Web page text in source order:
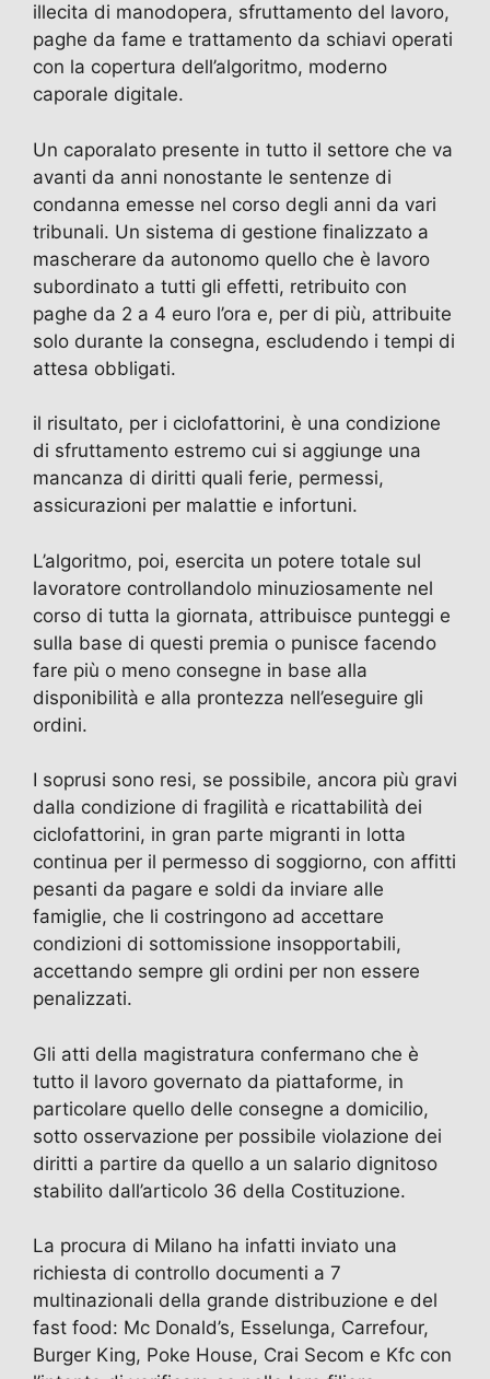
illecita di manodopera, sfruttamento del lavoro,
paghe da fame e trattamento da schiavi operati
con la copertura dell’algoritmo, moderno
caporale digitale.
Un caporalato presente in tutto il settore che va
avanti da anni nonostante le sentenze di
condanna emesse nel corso degli anni da vari
tribunali. Un sistema di gestione finalizzato a
mascherare da autonomo quello che è lavoro
subordinato a tutti gli effetti, retribuito con
paghe da 2 a 4 euro l’ora e, per di più, attribuite
solo durante la consegna, escludendo i tempi di
attesa obbligati.
il risultato, per i ciclofattorini, è una condizione
di sfruttamento estremo cui si aggiunge una
mancanza di diritti quali ferie, permessi,
assicurazioni per malattie e infortuni.
L’algoritmo, poi, esercita un potere totale sul
lavoratore controllandolo minuziosamente nel
corso di tutta la giornata, attribuisce punteggi e
sulla base di questi premia o punisce facendo
fare più o meno consegne in base alla
disponibilità e alla prontezza nell’eseguire gli
ordini.
I soprusi sono resi, se possibile, ancora più gravi
dalla condizione di fragilità e ricattabilità dei
ciclofattorini, in gran parte migranti in lotta
continua per il permesso di soggiorno, con affitti
pesanti da pagare e soldi da inviare alle
famiglie, che li costringono ad accettare
condizioni di sottomissione insopportabili,
accettando sempre gli ordini per non essere
penalizzati.
Gli atti della magistratura confermano che è
tutto il lavoro governato da piattaforme, in
particolare quello delle consegne a domicilio,
sotto osservazione per possibile violazione dei
diritti a partire da quello a un salario dignitoso
stabilito dall’articolo 36 della Costituzione.
La procura di Milano ha infatti inviato una
richiesta di controllo documenti a 7
multinazionali della grande distribuzione e del
fast food: Mc Donald’s, Esselunga, Carrefour,
Burger King, Poke House, Crai Secom e Kfc con